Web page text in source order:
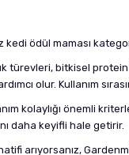
kedi ödül maması
türevleri, bitkisel
olur. Kullanım
kolaylığı önemli
daha keyifli hale getirir.
arıyorsanız,